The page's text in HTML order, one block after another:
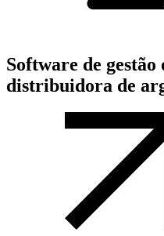
Software de
distribuidora de